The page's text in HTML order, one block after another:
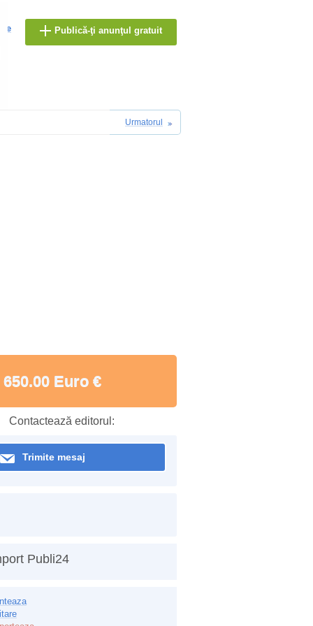
Publică-ţi anunţul gratuit
Urmatorul
650.00 Euro €
Contactează editorul:
Trimite mesaj
Publi24